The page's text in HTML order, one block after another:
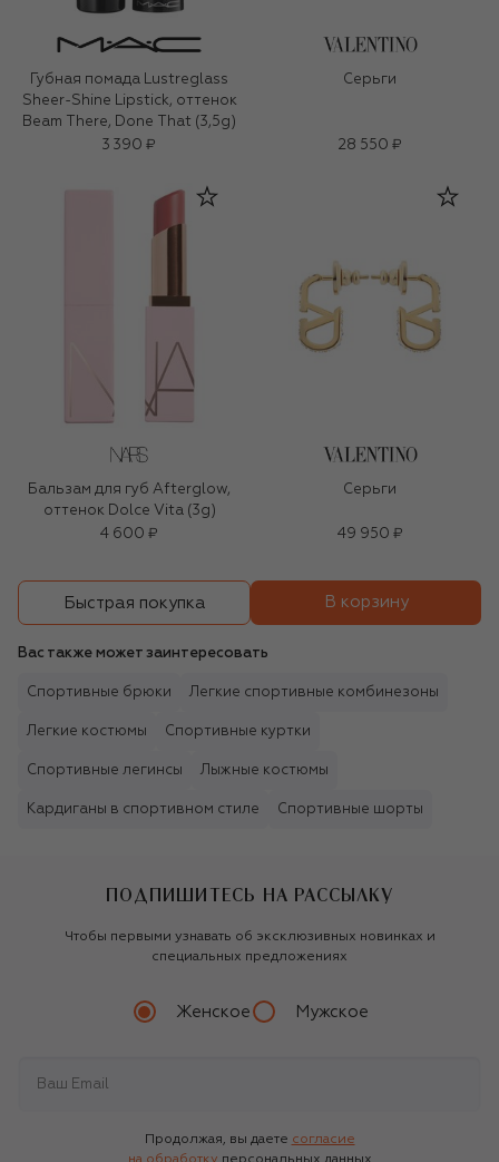
Губная помада Lustreglass
Sheer-Shine Lipstick, оттенок
Beam There, Done That (3,5g)
3 390 ₽
Серьги
28 550 ₽
Бальзам для губ Afterglow,
оттенок Dolce Vita (3g)
4 600 ₽
Серьги
49 950 ₽
Быстрая покупка В корзину
Вас также может заинтересовать
Спортивные брюки Легкие спортивные комбинезоны
Легкие костюмы Спортивные куртки
Спортивные легинсы Лыжные костюмы
Кардиганы в спортивном стиле Спортивные шорты
ПОДПИШИТЕСЬ НА РАССЫЛКУ
Чтобы первыми узнавать об эксклюзивных новинках и
специальных предложениях
Женское Мужское
Продолжая, вы даете согласие